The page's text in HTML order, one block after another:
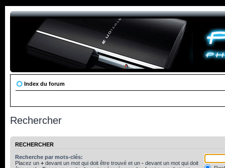
Index du forum
Rechercher
RECHERCHER
Recherche par mots-clés:
Placez un + devant un mot qui doit être trouvé et un - devant un mot qui doit